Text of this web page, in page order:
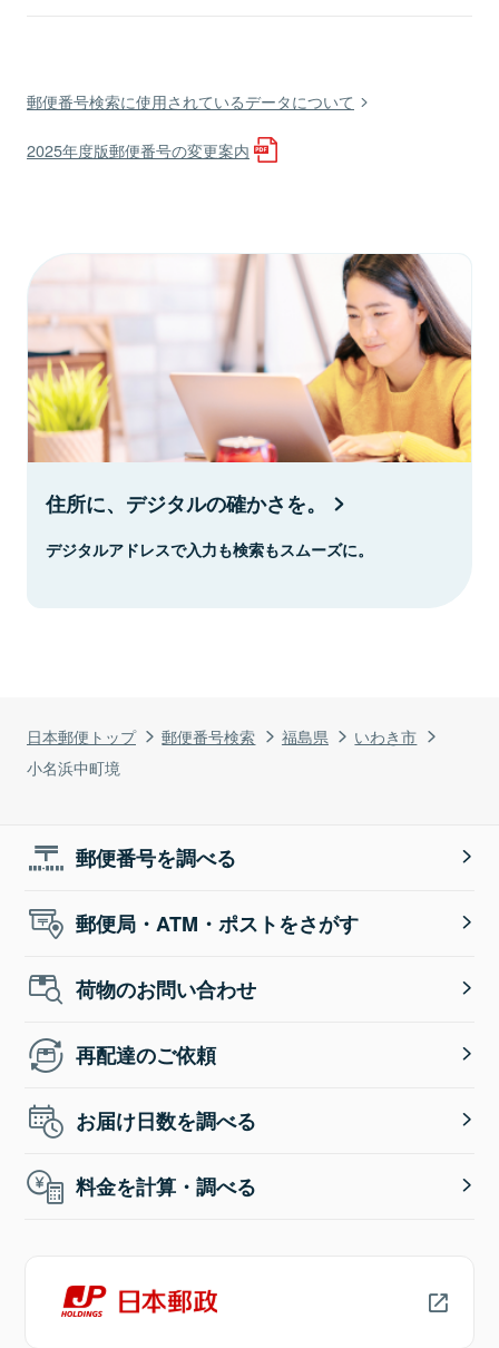
日本郵便トップ 郵便番号検索 福島県
いわき市
小名浜中町境
郵便番号検索に使用されているデータについて
2025年度版郵便番号の変更案内
住所に、デジタルの確かさを。
デジタルアドレスで入力も検索もスムーズに。
郵便番号を調べる
郵便局・ATM・ポストをさがす
荷物のお問い合わせ
再配達のご依頼
お届け日数を調べる
料金を計算・調べる